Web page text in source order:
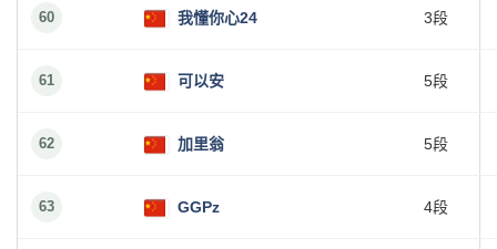
60 我懂你心24 3段
61 可以安 5段
62 加里翁 5段
63 GGPz 4段